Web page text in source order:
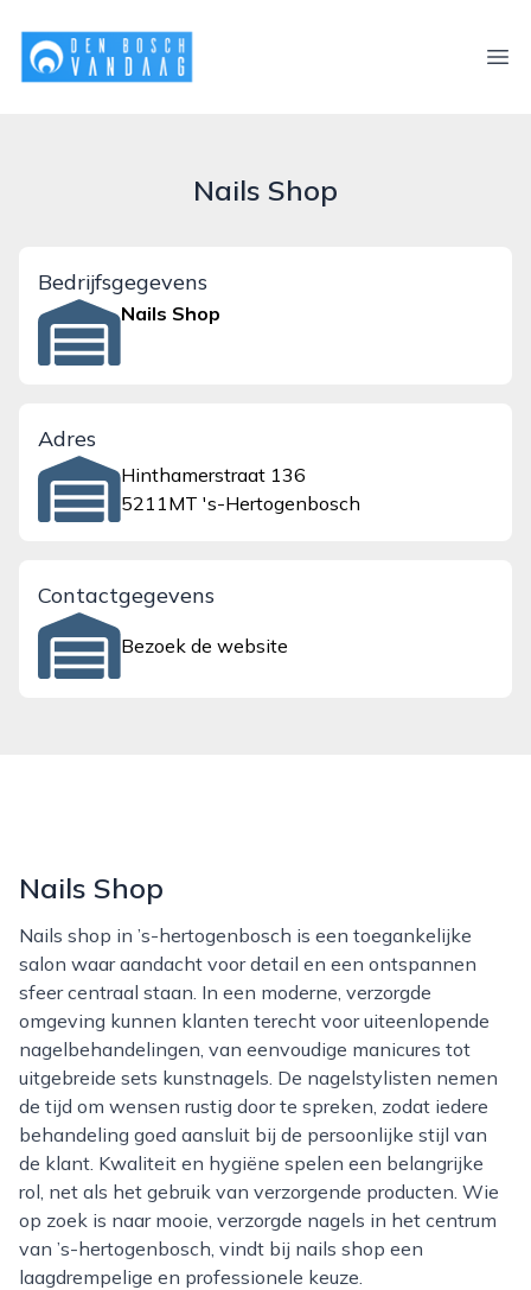
denboschvandaag.nl
Nails Shop
Bedrijfsgegevens
Nails Shop
Adres
Hinthamerstraat 136
5211MT 's-Hertogenbosch
Contactgegevens
Bezoek de website
Nails Shop
Nails shop in ’s-hertogenbosch is een toegankelijke
salon waar aandacht voor detail en een ontspannen
sfeer centraal staan. In een moderne, verzorgde
omgeving kunnen klanten terecht voor uiteenlopende
nagelbehandelingen, van eenvoudige manicures tot
uitgebreide sets kunstnagels. De nagelstylisten nemen
de tijd om wensen rustig door te spreken, zodat iedere
behandeling goed aansluit bij de persoonlijke stijl van
de klant. Kwaliteit en hygiëne spelen een belangrijke
rol, net als het gebruik van verzorgende producten. Wie
op zoek is naar mooie, verzorgde nagels in het centrum
van ’s-hertogenbosch, vindt bij nails shop een
laagdrempelige en professionele keuze.